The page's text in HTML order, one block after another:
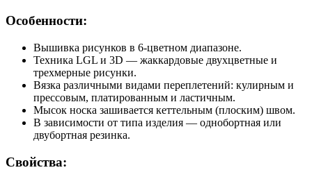
Особенности:
Вышивка рисунков в 6-цветном диапазоне.
Техника LGL и 3D — жаккардовые двухцветные и
трехмерные рисунки.
Вязка различными видами переплетений: кулирным и
прессовым, платированным и ластичным.
Мысок носка зашивается кеттельным (плоским) швом.
В зависимости от типа изделия — однобортная или
двубортная резинка.
Свойства: